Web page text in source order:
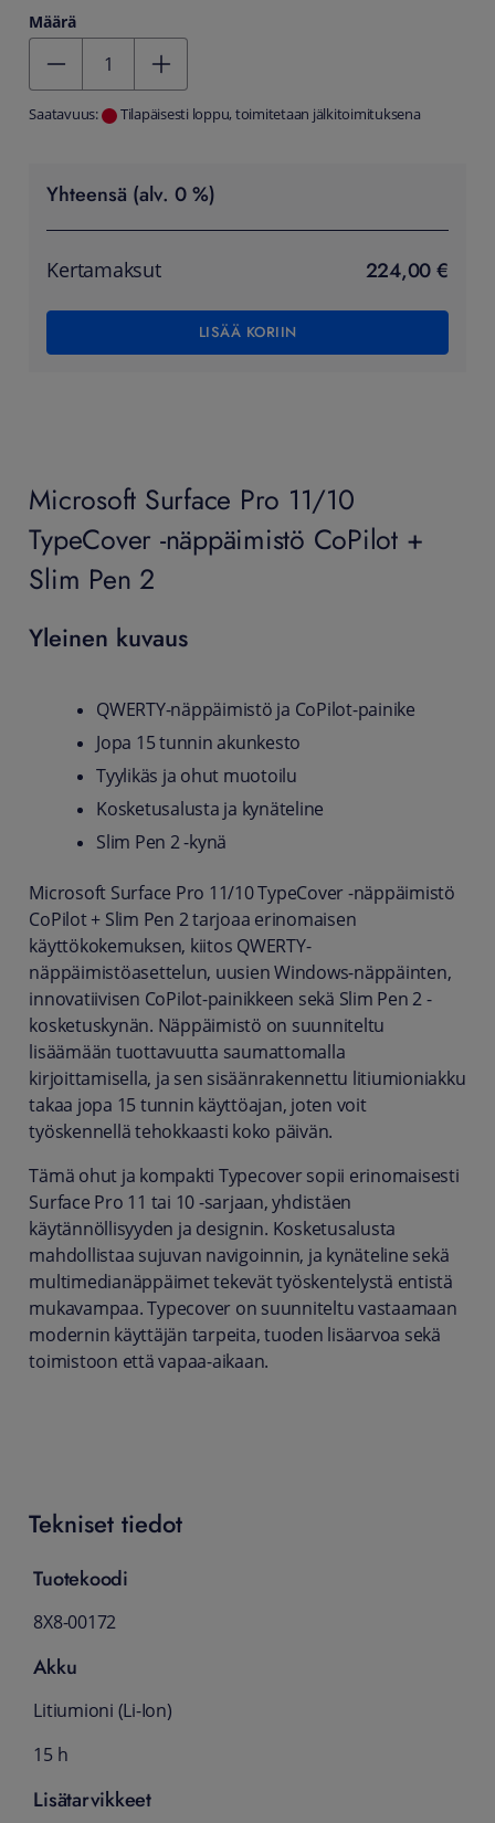
Määrä
Saatavuus: Tilapäisesti loppu, toimitetaan jälkitoimituksena
Yhteensä (alv. 0 %)
Kertamaksut 224,00 €
LISÄÄ KORIIN
Microsoft Surface Pro 11/10
TypeCover -näppäimistö CoPilot +
Slim Pen 2
Yleinen kuvaus
QWERTY-näppäimistö ja CoPilot-painike
Jopa 15 tunnin akunkesto
Tyylikäs ja ohut muotoilu
Kosketusalusta ja kynäteline
Slim Pen 2 -kynä
Microsoft Surface Pro 11/10 TypeCover -näppäimistö
CoPilot + Slim Pen 2 tarjoaa erinomaisen
käyttökokemuksen, kiitos QWERTY-
näppäimistöasettelun, uusien Windows-näppäinten,
innovatiivisen CoPilot-painikkeen sekä Slim Pen 2 -
kosketuskynän. Näppäimistö on suunniteltu
lisäämään tuottavuutta saumattomalla
kirjoittamisella, ja sen sisäänrakennettu litiumioniakku
takaa jopa 15 tunnin käyttöajan, joten voit
työskennellä tehokkaasti koko päivän.
Tämä ohut ja kompakti Typecover sopii erinomaisesti
Surface Pro 11 tai 10 -sarjaan, yhdistäen
käytännöllisyyden ja designin. Kosketusalusta
mahdollistaa sujuvan navigoinnin, ja kynäteline sekä
multimedianäppäimet tekevät työskentelystä entistä
mukavampaa. Typecover on suunniteltu vastaamaan
modernin käyttäjän tarpeita, tuoden lisäarvoa sekä
toimistoon että vapaa-aikaan.
Tekniset tiedot
Tuotekoodi
8X8-00172
Akku
Litiumioni (Li-Ion)
15 h
Lisätarvikkeet